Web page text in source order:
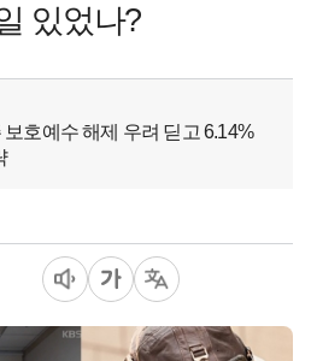
있었나?
호예수 해제 우려 딛고 6.14%